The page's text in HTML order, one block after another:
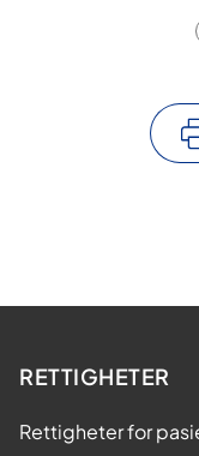
RETTIGHETER
Rettigheter for